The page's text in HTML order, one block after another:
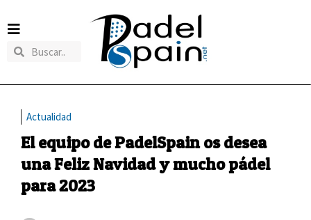
Actualidad
El equipo de PadelSpain os desea
una Feliz Navidad y mucho pádel
para 2023